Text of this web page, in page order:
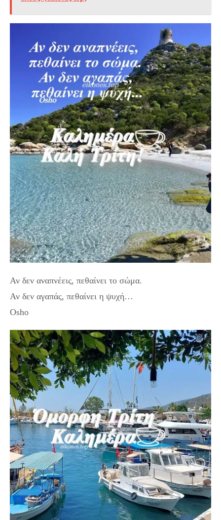
Αν δεν αναπνέεις, πεθαίνει το σώμα.
Αν δεν αγαπάς, πεθαίνει η ψυχή…
Osho